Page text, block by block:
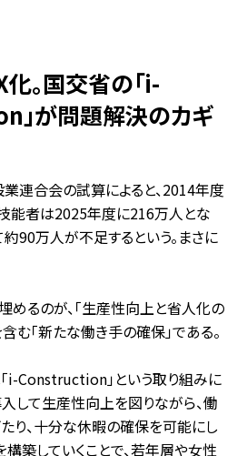
。国交省の「i-
が問題解決のカギ
連合会の試算によると、2014年度
能者は2025年度に216万人とな
90万人が不足するという。まさに
めるのが、「生産性向上と省人化の
む「新たな働き手の確保」である。
i-Construction」という取り組みに
して生産性向上を図りながら、働
り、十分な休暇の確保を可能にし
築していくことで、若年層や女性